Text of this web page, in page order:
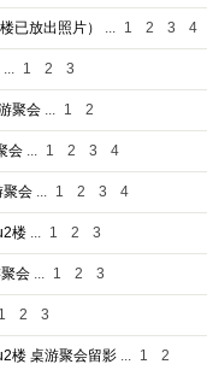
已放出照片） ... 1 2 3 4
... 1 2 3
聚会 ... 1 2
会 ... 1 2 3 4
聚会 ... 1 2 3 4
楼 ... 1 2 3
会 ... 1 2 3
1 2 3
楼 桌游聚会留影 ... 1 2